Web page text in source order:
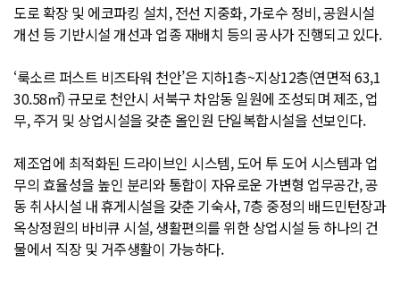
도로 확장 및 에코파킹 설치, 전선 지중화, 가로수 정비, 공원시설
개선 등 기반시설 개선과 업종 재배치 등의 공사가 진행되고 있다.
‘룩소르 퍼스트 비즈타워 천안’은 지하1층~지상12층(연면적 63,1
30.58㎡) 규모로 천안시 서북구 차암동 일원에 조성되며 제조, 업
무, 주거 및 상업시설을 갖춘 올인원 단일복합시설을 선보인다.
제조업에 최적화된 드라이브인 시스템, 도어 투 도어 시스템과 업
무의 효율성을 높인 분리와 통합이 자유로운 가변형 업무공간, 공
동 취사시설 내 휴게시설을 갖춘 기숙사, 7층 중정의 배드민턴장과
옥상정원의 바비큐 시설, 생활편의를 위한 상업시설 등 하나의 건
물에서 직장 및 거주생활이 가능하다.